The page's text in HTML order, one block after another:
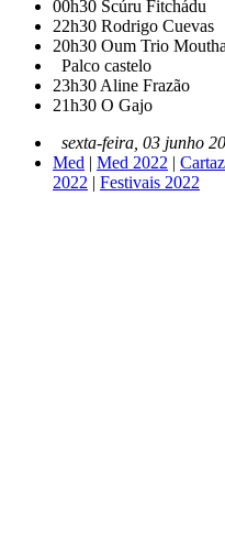
00h30 Scúru Fitchádu
22h30 Rodrigo Cuevas
20h30 Oum Trio
Palco castelo
23h30Aline Frazão
21h30 O Gajo
sexta-feira, 03 junho
Med | Med 2022 |
2022 | Festivais 2022